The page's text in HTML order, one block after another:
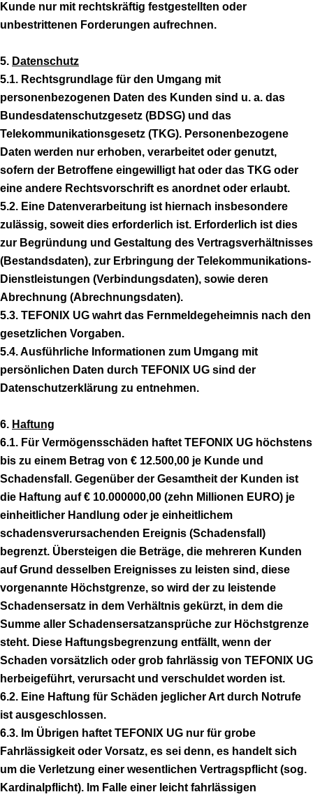
Kunde nur mit rechtskräftig festgestellten oder
unbestrittenen Forderungen aufrechnen.
5. Datenschutz
5.1. Rechtsgrundlage für den Umgang mit
personenbezogenen Daten des Kunden sind u. a. das
Bundesdatenschutzgesetz (BDSG) und das
Telekommunikationsgesetz (TKG). Personenbezogene
Daten werden nur erhoben, verarbeitet oder genutzt,
sofern der Betroffene eingewilligt hat oder das TKG oder
eine andere Rechtsvorschrift es anordnet oder erlaubt.
5.2. Eine Datenverarbeitung ist hiernach insbesondere
zulässig, soweit dies erforderlich ist. Erforderlich ist dies
zur Begründung und Gestaltung des Vertragsverhältnisses
(Bestandsdaten), zur Erbringung der Telekommunikations-
Dienstleistungen (Verbindungsdaten), sowie deren
Abrechnung (Abrechnungsdaten).
5.3. TEFONIX UG wahrt das Fernmeldegeheimnis nach den
gesetzlichen Vorgaben.
5.4. Ausführliche Informationen zum Umgang mit
persönlichen Daten durch TEFONIX UG sind der
Datenschutzerklärung zu entnehmen.
6. Haftung
6.1. Für Vermögensschäden haftet TEFONIX UG höchstens
bis zu einem Betrag von € 12.500,00 je Kunde und
Schadensfall. Gegenüber der Gesamtheit der Kunden ist
die Haftung auf € 10.000000,00 (zehn Millionen EURO) je
einheitlicher Handlung oder je einheitlichem
schadensverursachenden Ereignis (Schadensfall)
begrenzt. Übersteigen die Beträge, die mehreren Kunden
auf Grund desselben Ereignisses zu leisten sind, diese
vorgenannte Höchstgrenze, so wird der zu leistende
Schadensersatz in dem Verhältnis gekürzt, in dem die
Summe aller Schadensersatzansprüche zur Höchstgrenze
steht. Diese Haftungsbegrenzung entfällt, wenn der
Schaden vorsätzlich oder grob fahrlässig von TEFONIX UG
herbeigeführt, verursacht und verschuldet worden ist.
6.2. Eine Haftung für Schäden jeglicher Art durch Notrufe
ist ausgeschlossen.
6.3. Im Übrigen haftet TEFONIX UG nur für grobe
Fahrlässigkeit oder Vorsatz, es sei denn, es handelt sich
um die Verletzung einer wesentlichen Vertragspflicht (sog.
Kardinalpflicht). Im Falle einer leicht fahrlässigen